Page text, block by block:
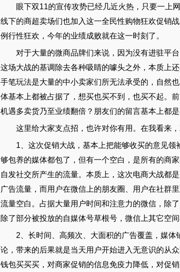
眼下双11的宣传攻势已经几近火热，只要一上
线下的商超卖场们也加入这一全民性购物狂欢促销
例行性狂欢，今年的业绩成败就在这一时刻了。
对于大量的微商品牌们来说，因为没有进驻平
这场大战的基调除去各种吸睛的噱头之外，本质上
手笔玩法是大量的中小卖家们所无法承受的，自然
体基本上都被占据了，想买也买不到，也买不起。
机遇多卖货乃至业绩翻倍？朋友们的留言基本上都
这里给大家支点招，也许对你有用。在我看来
1、这次促销大战，基本上把能够收买的意见
够包养的媒体都包了，但有一个空白，是所有的商
自发社交所产生的流量。本质上，这次电商大战都
广告流量，而用户在微信上的朋友圈、用户在社群
流量空白。占据大量用户时间和注意力的微信，除
除了部分被投放的自媒体号草根号，微信上其它空
2、长时间、高频次、大面积的广告覆盖，媒
论，带来的后果就是当天用户开始进入无意识的从
钱包买买买，对商家促销的信息免疫力降低，对促